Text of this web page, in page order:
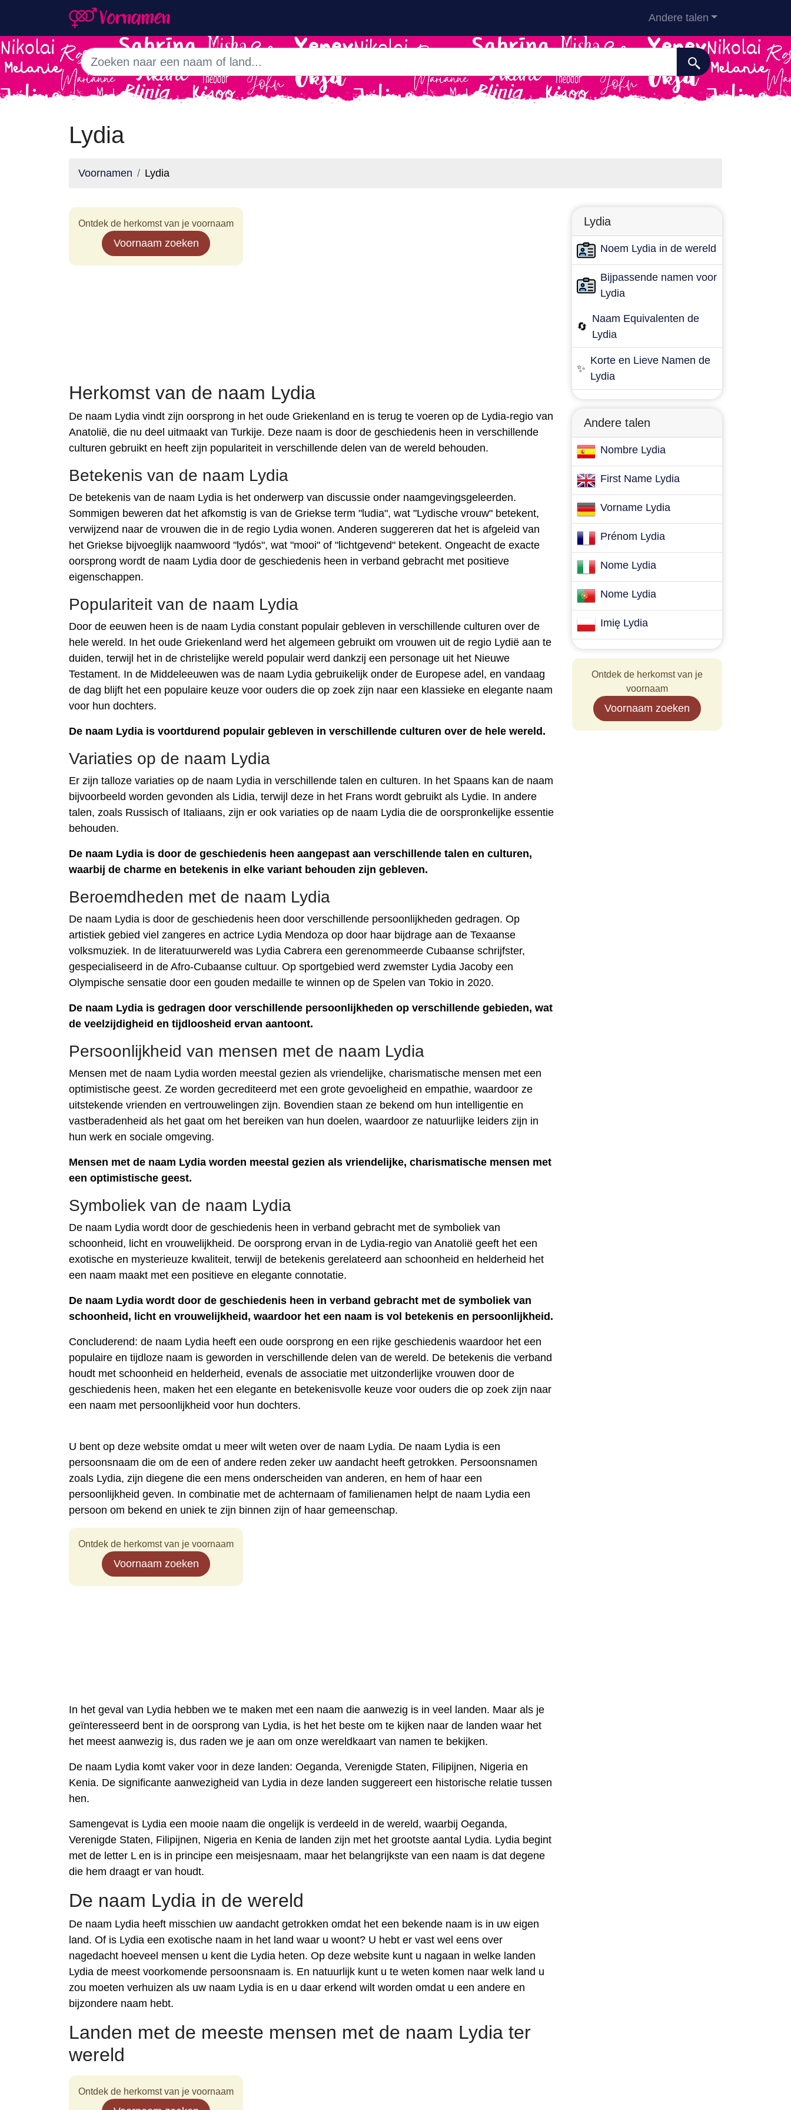
Andere talen
Lydia
Voornamen Lydia
Ontdek de herkomst van je voornaam
Voornaam zoeken
Herkomst van de naam Lydia
De naam Lydia vindt zijn oorsprong in het oude Griekenland en is terug te voeren op de Lydia-regio van
Anatolië, die nu deel uitmaakt van Turkije. Deze naam is door de geschiedenis heen in verschillende
culturen gebruikt en heeft zijn populariteit in verschillende delen van de wereld behouden.
Betekenis van de naam Lydia
De betekenis van de naam Lydia is het onderwerp van discussie onder naamgevingsgeleerden.
Sommigen beweren dat het afkomstig is van de Griekse term "ludia", wat "Lydische vrouw" betekent,
verwijzend naar de vrouwen die in de regio Lydia wonen. Anderen suggereren dat het is afgeleid van
het Griekse bijvoeglijk naamwoord "lydós", wat "mooi" of "lichtgevend" betekent. Ongeacht de exacte
oorsprong wordt de naam Lydia door de geschiedenis heen in verband gebracht met positieve
eigenschappen.
Populariteit van de naam Lydia
Door de eeuwen heen is de naam Lydia constant populair gebleven in verschillende culturen over de
hele wereld. In het oude Griekenland werd het algemeen gebruikt om vrouwen uit de regio Lydië aan te
duiden, terwijl het in de christelijke wereld populair werd dankzij een personage uit het Nieuwe
Testament. In de Middeleeuwen was de naam Lydia gebruikelijk onder de Europese adel, en vandaag
de dag blijft het een populaire keuze voor ouders die op zoek zijn naar een klassieke en elegante naam
voor hun dochters.
De naam Lydia is voortdurend populair gebleven in verschillende culturen over de hele wereld.
Variaties op de naam Lydia
Er zijn talloze variaties op de naam Lydia in verschillende talen en culturen. In het Spaans kan de naam
bijvoorbeeld worden gevonden als Lidia, terwijl deze in het Frans wordt gebruikt als Lydie. In andere
talen, zoals Russisch of Italiaans, zijn er ook variaties op de naam Lydia die de oorspronkelijke essentie
behouden.
De naam Lydia is door de geschiedenis heen aangepast aan verschillende talen en culturen,
waarbij de charme en betekenis in elke variant behouden zijn gebleven.
Beroemdheden met de naam Lydia
De naam Lydia is door de geschiedenis heen door verschillende persoonlijkheden gedragen. Op
artistiek gebied viel zangeres en actrice Lydia Mendoza op door haar bijdrage aan de Texaanse
volksmuziek. In de literatuurwereld was Lydia Cabrera een gerenommeerde Cubaanse schrijfster,
gespecialiseerd in de Afro-Cubaanse cultuur. Op sportgebied werd zwemster Lydia Jacoby een
Olympische sensatie door een gouden medaille te winnen op de Spelen van Tokio in 2020.
De naam Lydia is gedragen door verschillende persoonlijkheden op verschillende gebieden, wat
de veelzijdigheid en tijdloosheid ervan aantoont.
Persoonlijkheid van mensen met de naam Lydia
Mensen met de naam Lydia worden meestal gezien als vriendelijke, charismatische mensen met een
optimistische geest. Ze worden gecrediteerd met een grote gevoeligheid en empathie, waardoor ze
uitstekende vrienden en vertrouwelingen zijn. Bovendien staan ​​ze bekend om hun intelligentie en
vastberadenheid als het gaat om het bereiken van hun doelen, waardoor ze natuurlijke leiders zijn in
hun werk en sociale omgeving.
Mensen met de naam Lydia worden meestal gezien als vriendelijke, charismatische mensen met
een optimistische geest.
Symboliek van de naam Lydia
De naam Lydia wordt door de geschiedenis heen in verband gebracht met de symboliek van
schoonheid, licht en vrouwelijkheid. De oorsprong ervan in de Lydia-regio van Anatolië geeft het een
exotische en mysterieuze kwaliteit, terwijl de betekenis gerelateerd aan schoonheid en helderheid het
een naam maakt met een positieve en elegante connotatie.
De naam Lydia wordt door de geschiedenis heen in verband gebracht met de symboliek van
schoonheid, licht en vrouwelijkheid, waardoor het een naam is vol betekenis en persoonlijkheid.
Concluderend: de naam Lydia heeft een oude oorsprong en een rijke geschiedenis waardoor het een
populaire en tijdloze naam is geworden in verschillende delen van de wereld. De betekenis die verband
houdt met schoonheid en helderheid, evenals de associatie met uitzonderlijke vrouwen door de
geschiedenis heen, maken het een elegante en betekenisvolle keuze voor ouders die op zoek zijn naar
een naam met persoonlijkheid voor hun dochters.
U bent op deze website omdat u meer wilt weten over de naam Lydia. De naam Lydia is een
persoonsnaam die om de een of andere reden zeker uw aandacht heeft getrokken. Persoonsnamen
zoals Lydia, zijn diegene die een mens onderscheiden van anderen, en hem of haar een
persoonlijkheid geven. In combinatie met de achternaam of familienamen helpt de naam Lydia een
persoon om bekend en uniek te zijn binnen zijn of haar gemeenschap.
Ontdek de herkomst van je voornaam
Voornaam zoeken
In het geval van Lydia hebben we te maken met een naam die aanwezig is in veel landen. Maar als je
geïnteresseerd bent in de oorsprong van Lydia, is het het beste om te kijken naar de landen waar het
het meest aanwezig is, dus raden we je aan om onze wereldkaart van namen te bekijken.
De naam Lydia komt vaker voor in deze landen: Oeganda, Verenigde Staten, Filipijnen, Nigeria en
Kenia. De significante aanwezigheid van Lydia in deze landen suggereert een historische relatie tussen
hen.
Samengevat is Lydia een mooie naam die ongelijk is verdeeld in de wereld, waarbij Oeganda,
Verenigde Staten, Filipijnen, Nigeria en Kenia de landen zijn met het grootste aantal Lydia. Lydia begint
met de letter L en is in principe een meisjesnaam, maar het belangrijkste van een naam is dat degene
die hem draagt er van houdt.
De naam Lydia in de wereld
De naam Lydia heeft misschien uw aandacht getrokken omdat het een bekende naam is in uw eigen
land. Of is Lydia een exotische naam in het land waar u woont? U hebt er vast wel eens over
nagedacht hoeveel mensen u kent die Lydia heten. Op deze website kunt u nagaan in welke landen
Lydia de meest voorkomende persoonsnaam is. En natuurlijk kunt u te weten komen naar welk land u
zou moeten verhuizen als uw naam Lydia is en u daar erkend wilt worden omdat u een andere en
bijzondere naam hebt.
Landen met de meeste mensen met de naam Lydia ter
wereld
Ontdek de herkomst van je voornaam
Lydia
Noem Lydia in de wereld
Bijpassende namen voor
Lydia
🔄
Naam Equivalenten de
Lydia
✨
Korte en Lieve Namen de
Lydia
Andere talen
Nombre Lydia
First Name Lydia
Vorname Lydia
Prénom Lydia
Nome Lydia
Nome Lydia
Imię Lydia
Ontdek de herkomst van je
voornaam
Voornaam zoeken